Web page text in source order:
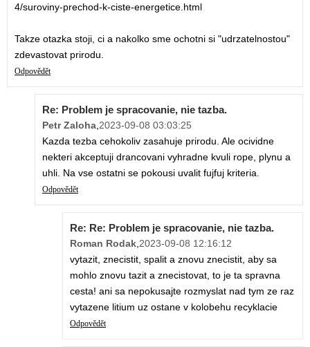
4/suroviny-prechod-k-ciste-energetice.html
Takze otazka stoji, ci a nakolko sme ochotni si "udrzatelnostou"
zdevastovat prirodu.
Odpovědět
Re: Problem je spracovanie, nie tazba.
Petr Zaloha 2023-09-08 03:03:25
Kazda tezba cehokoliv zasahuje prirodu. Ale ocividne
nekteri akceptuji drancovani vyhradne kvuli rope, plynu a
uhli. Na vse ostatni se pokousi uvalit fujfuj kriteria.
Odpovědět
Re: Re: Problem je spracovanie, nie tazba.
Roman Rodak 2023-09-08 12:16:12
vytazit, znecistit, spalit a znovu znecistit, aby sa
mohlo znovu tazit a znecistovat, to je ta spravna
cesta! ani sa nepokusajte rozmyslat nad tym ze raz
vytazene litium uz ostane v kolobehu recyklacie
Odpovědět